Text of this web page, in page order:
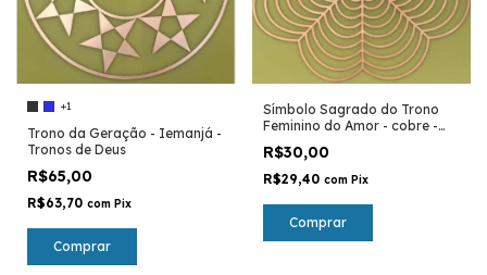
+1
Trono da Geração - Iemanjá -
Tronos de Deus
R$65,00
R$63,70 com Pix
Comprar
Símbolo Sagrado do Trono
Feminino do Amor - cobre -
R$30,00
R$29,40 com Pix
Comprar